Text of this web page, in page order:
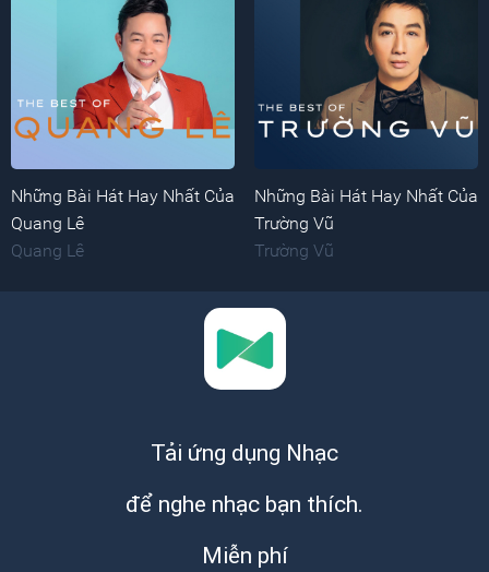
Những Bài Hát Hay Nhất Của
Quang Lê
Quang Lê
Những Bài Hát Hay Nhất Của
Trường Vũ
Trường Vũ
Tải ứng dụng Nhạc
để nghe nhạc bạn thích.
Miễn phí